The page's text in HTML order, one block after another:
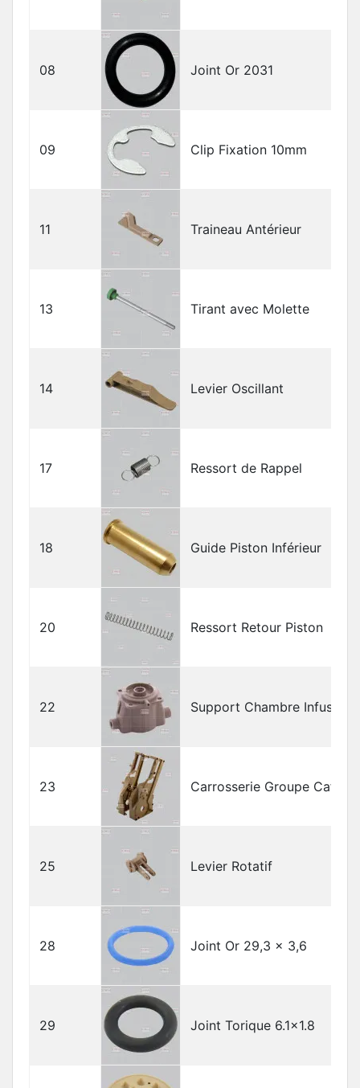
08 Joint Or 2031
09 Clip Fixation 10mm
11 Traineau Antérieur
13 Tirant avec Molette
14 Levier Oscillant
17 Ressort de Rappel
18 Guide Piston Inférieur
20 Ressort Retour Piston
22 Support Chambre Infusion
23 Carrosserie Groupe Café
25 Levier Rotatif
28 Joint Or 29,3 x 3,6
29 Joint Torique 6.1x1.8